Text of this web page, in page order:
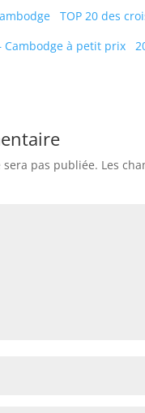
TOP 20 des
Cambodge à petit prix
sera pas publiée. Les